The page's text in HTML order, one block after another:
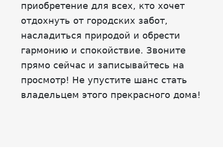
приобретение для всех, кто хочет
отдохнуть от городских забот,
насладиться природой и обрести
гармонию и спокойствие. Звоните
прямо сейчас и записывайтесь на
просмотр! Не упустите шанс стать
владельцем этого прекрасного дома!